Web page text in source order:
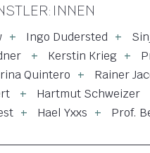
Ingo Dudersted
Kerstin Krieg
Quintero Rainer
Hartmut Schweizer
Hael Yxxs Prof.